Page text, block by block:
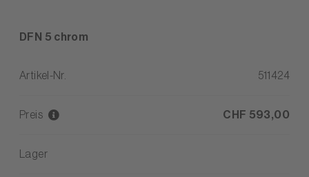
DFN 5 chrom
Artikel-Nr. 511424
Preis CHF 593,00
Lager